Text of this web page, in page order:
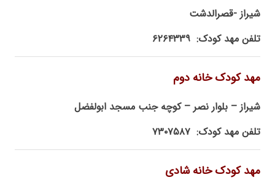
شیراز -قصرالدشت
تلفن مهد کودک: ۶۲۶۴۳۳۹
مهد کودک خانه دوم
شیراز – بلوار نصر – کوچه جنب مسجد ابولفضل
تلفن مهد کودک: ۷۳۰۷۵۸۷
مهد کودک خانه شادی